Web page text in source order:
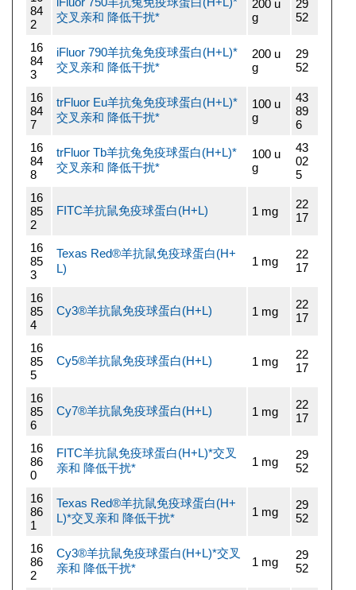
84
2
交叉亲和 降低干扰*
200 u
g
29
52
16
84
3
iFluor 790羊抗兔免疫球蛋白(H+L)*
交叉亲和 降低干扰*
200 u
g
29
52
16
84
7
trFluor Eu羊抗兔免疫球蛋白(H+L)*
交叉亲和 降低干扰*
100 u
g
43
89
6
16
84
8
trFluor Tb羊抗兔免疫球蛋白(H+L)*
交叉亲和 降低干扰*
100 u
g
43
02
5
16
85
2
FITC羊抗鼠免疫球蛋白(H+L) 1 mg
22
17
16
85
3
Texas Red®羊抗鼠免疫球蛋白(H+
L)
1 mg
22
17
16
85
4
Cy3®羊抗鼠免疫球蛋白(H+L) 1 mg
22
17
16
85
5
Cy5®羊抗鼠免疫球蛋白(H+L) 1 mg
22
17
16
85
6
Cy7®羊抗鼠免疫球蛋白(H+L) 1 mg
22
17
16
86
0
FITC羊抗鼠免疫球蛋白(H+L)*交叉
亲和 降低干扰*
1 mg
29
52
16
86
1
Texas Red®羊抗鼠免疫球蛋白(H+
L)*交叉亲和 降低干扰*
1 mg
29
52
16
86
2
Cy3®羊抗鼠免疫球蛋白(H+L)*交叉
亲和 降低干扰*
1 mg
29
52